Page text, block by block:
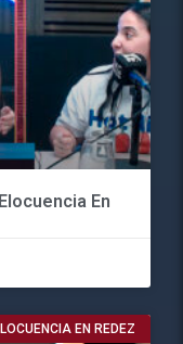
En
EN REDEZ